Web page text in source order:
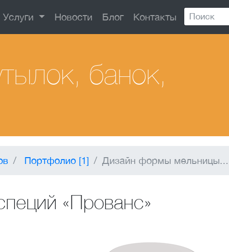
Услуги Новости Блог Контакты
банок,
Портфолио [1] Дизайн формы мельницы...
«Прованс»